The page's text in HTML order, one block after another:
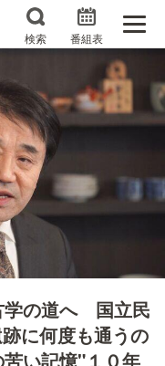
検索 番組表
タメMBS
度楽しむプレバト
お届けモノです！
なるトコロ
蛙、大海を知る。
こるかホンマにわ
！？「ごぶごぶ」の
ツ
学の道へ 国立民
に何度も通うの
い記憶"１０年